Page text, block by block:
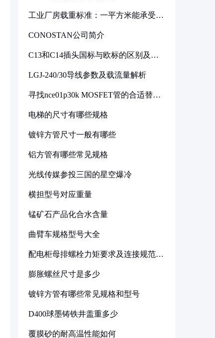
工业厂房载重标准：一平方米能承受多
CONOSTAN公司简介
C13和C14插头国标与欧标的区别及其
LGJ-240/30导线参数及载流量解析
寻找nce01p30k MOSFET管的合适替代
电梯的尺寸有哪些规格
镀锌方管尺寸一般有哪些
铝方管有哪些常见规格
光线传媒参投三国的星空爆冷
横担型号对应重量
锰矿石产品化合水含量
曲臂车规格型号大全
配电柜母排螺栓力矩要求及连接规范详
膨胀螺丝尺寸是多少
镀锌方管有哪些常见规格和型号
D400球墨铸铁井盖重多少
覆膜砂的耐高温性能如何